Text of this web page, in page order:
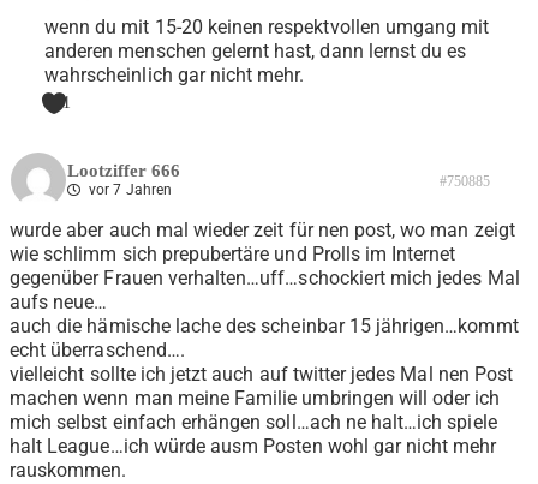
wenn du mit 15-20 keinen respektvollen umgang mit
anderen menschen gelernt hast, dann lernst du es
wahrscheinlich gar nicht mehr.
1
Lootziffer 666
vor 7 Jahren #750885
wurde aber auch mal wieder zeit für nen post, wo man zeigt
wie schlimm sich prepubertäre und Prolls im Internet
gegenüber Frauen verhalten…uff…schockiert mich jedes Mal
aufs neue…
auch die hämische lache des scheinbar 15 jährigen…kommt
echt überraschend….
vielleicht sollte ich jetzt auch auf twitter jedes Mal nen Post
machen wenn man meine Familie umbringen will oder ich
mich selbst einfach erhängen soll…ach ne halt…ich spiele
halt League…ich würde ausm Posten wohl gar nicht mehr
rauskommen.